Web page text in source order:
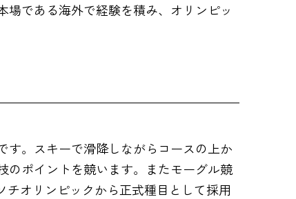
である海外で経験を積み、オリンピッ
す。スキーで滑降しながらコースの上か
のポイントを競います。またモーグル競
オリンピックから正式種目として採用